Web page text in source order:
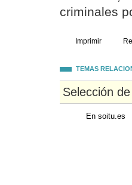
criminales
Imprimir
TEMAS
Selección
En soitu.es